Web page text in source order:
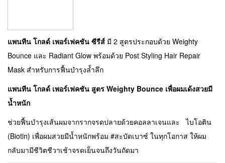
แพนทีน โกลด์ เพอร์เฟคชัน ซีรีส์ มี 2 สูตรประกอบด้วย Weighty
Bounce และ Radiant Glow พร้อมด้วย Post Styling Hair Repair
Mask สำหรับการฟื้นบำรุงล้ำลึก
แพนทีน โกลด์ เพอร์เฟคชัน สูตร Weighty Bounce เพื่อผมเด้งสวยมี
น้ำหนัก
ช่วยฟื้นบำรุงเส้นผมจากรากจรดปลายด้วยคอลลาเจนและ ไบโอติน
(Biotin) เพื่อผมสวยมีน้ำหนักพร้อม #สะบัดเบาซ์ ในทุกโอกาส ให้ผม
กลับมามีชีวิตชีวาเช้าจรดเย็นจนถึงวันถัดมา